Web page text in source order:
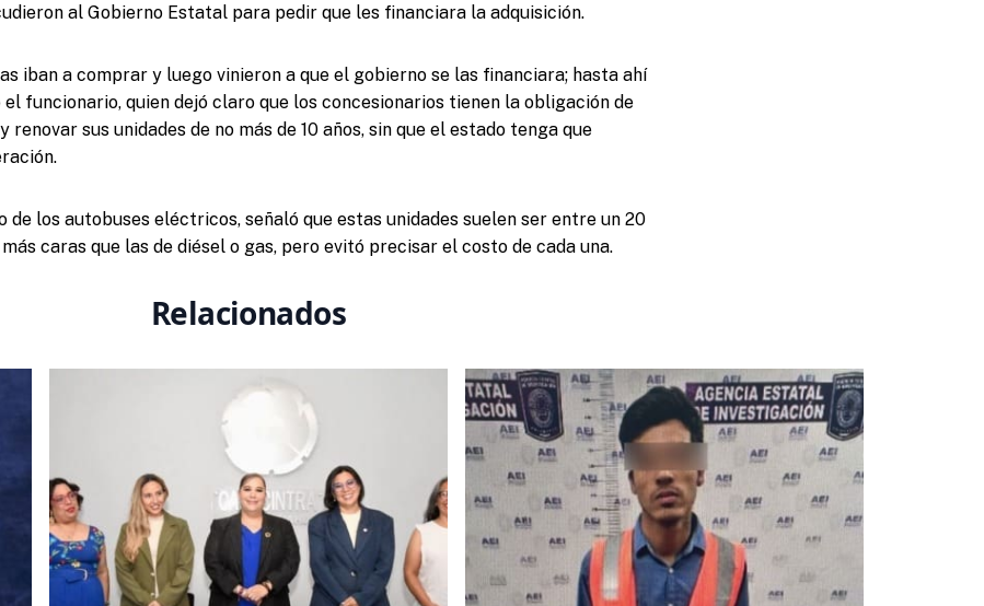
al Gobierno Estatal para pedir que les financiara la adquisición.
iban a comprar y luego vinieron a que el gobierno se las financiara; hasta ahí
el funcionario, quien dejó claro que los concesionarios tienen la obligación de
sus unidades de no más de 10 años, sin que el estado tenga que
de los autobuses eléctricos, señaló que estas unidades suelen ser entre un 20
caras que las de diésel o gas, pero evitó precisar el costo de cada una.
Relacionados